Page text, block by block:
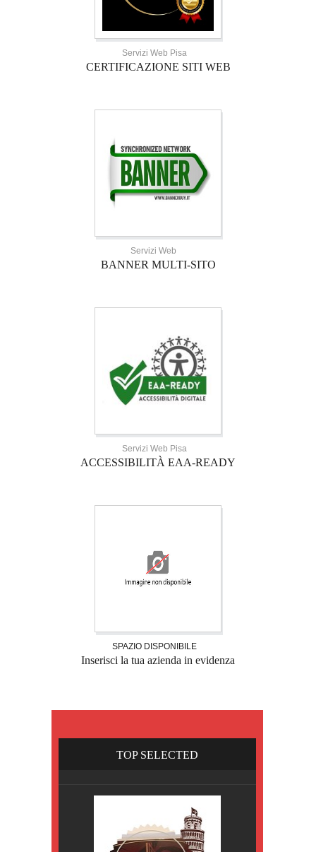
Servizi Web Pisa
CERTIFICAZIONE SITI WEB
Servizi Web
BANNER MULTI-SITO
Servizi Web Pisa
ACCESSIBILITÀ EAA-READY
SPAZIO DISPONIBILE
Inserisci la tua azienda in evidenza
TOP SELECTED